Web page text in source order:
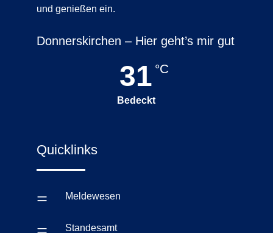
und genießen ein.
Donnerskirchen – Hier geht’s mir gut
31 °C
Bedeckt
Quicklinks
= Meldewesen
Standesamt